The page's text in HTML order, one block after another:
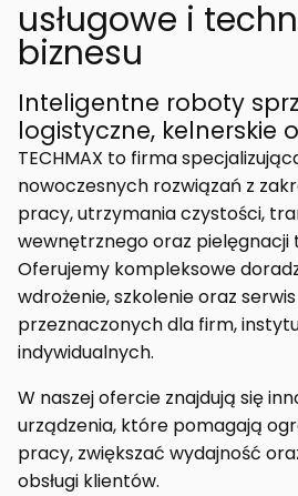
usługowe i
biznesu
Inteligentne roboty
logistyczne, kelnerskie
TECHMAX to firma
nowoczesnych rozwiązań z
pracy, utrzymania czystości,
wewnętrznego oraz pielęgnacji
Oferujemy kompleksowe
wdrożenie, szkolenie oraz
przeznaczonych dla firm,
indywidualnych.
W naszej ofercie znajdują się
urządzenia, które pomagają
pracy, zwiększać wydajność
obsługi klientów.